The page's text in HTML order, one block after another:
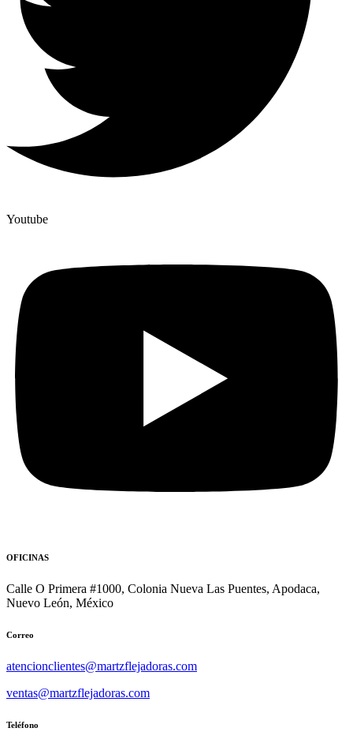
Youtube
OFICINAS
Calle O Primera #1000, Colonia Nueva Las Puentes, Apodaca,
Nuevo León, México
Correo
atencionclientes@martzflejadoras.com
ventas@martzflejadoras.com
Teléfono